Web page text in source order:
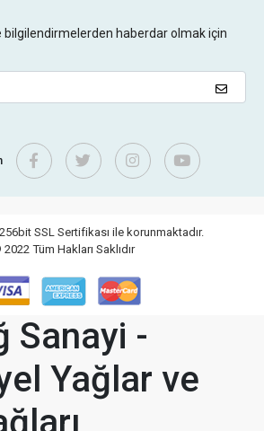
bilgilendirmelerden haberdar olmak için
SSL Sertifikası ile korunmaktadır.
Tüm Hakları Saklıdır
Sanayi -
Yağlar ve